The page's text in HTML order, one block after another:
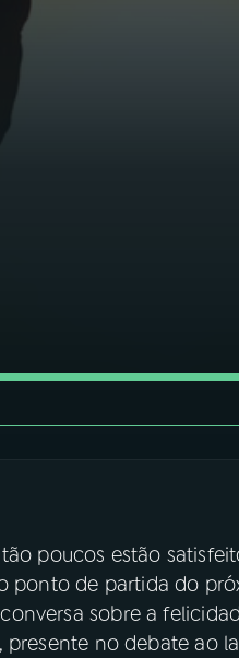
poucos estão
ponto de partida do
sobre a
presente no debate ao